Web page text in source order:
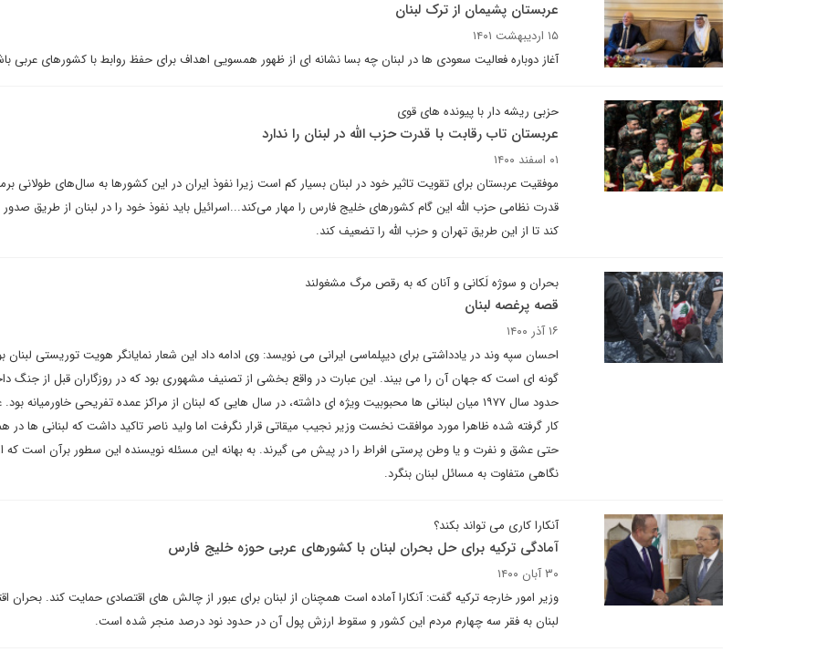
عربستان پشیمان از ترک لبنان
۱۵ اردیبهشت ۱۴۰۱
آغاز دوباره فعالیت سعودی ها در لبنان چه بسا نشانه ای از ظهور همسویی اهداف برای حفظ روابط با کشورهای عربی
حزبی ریشه دار با پیونده های قوی
عربستان تاب رقابت با قدرت حزب الله در لبنان را ندارد
۰۱ اسفند ۱۴۰۰
موفقیت عربستان برای تقویت تاثیر خود در لبنان بسیار کم است زیرا نفوذ ایران در این کشورها به سال‌های طولانی
قدرت نظامی حزب الله این گام کشورهای خلیج فارس را مهار می‌کند...اسرائیل باید نفوذ خود را در لبنان از طریق
کند تا از این طریق تهران و حزب الله را تضعیف کند.
بحران و سوژه لَکانی و آنان که به رقص مرگ مشغولند
قصه پرغصه لبنان
۱۶ آذر ۱۴۰۰
احسان سپه وند در یادداشتی برای دیپلماسی ایرانی می نویسد: وی ادامه داد این شعار نمایانگر هویت توریستی لبنان
گونه ای است که جهان آن را می بیند. این عبارت در واقع بخشی از تصنیف مشهوری بود که در روزگاران قبل از جنگ
حدود سال ۱۹۷۷ میان لبنانی ها محبوبیت ویژه ای داشته، در سال هایی که لبنان از مراکز عمده تفریحی خاورمیانه
کار گرفته شده ظاهرا مورد موافقت نخست وزیر نجیب میقاتی قرار نگرفت اما ولید ناصر تاکید داشت که لبنانی ها در
حتی عشق و نفرت و یا وطن پرستی افراط را در پیش می گیرند. به بهانه این مسئله نویسنده این سطور برآن است که
نگاهی متفاوت به مسائل لبنان بنگرد.
آنکارا کاری می تواند بکند؟
آمادگی ترکیه برای حل بحران لبنان با کشورهای عربی حوزه خلیج فارس
۳۰ آبان ۱۴۰۰
وزیر امور خارجه ترکیه گفت: آنکارا آماده است همچنان از لبنان برای عبور از چالش های اقتصادی حمایت کند. بحران
لبنان به فقر سه چهارم مردم این کشور و سقوط ارزش پول آن در حدود نود درصد منجر شده است.